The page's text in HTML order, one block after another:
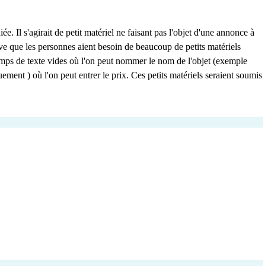
Il s'agirait de petit matériel ne faisant pas l'objet d'une annonce à
les personnes aient besoin de beaucoup de petits matériels
de texte vides où l'on peut nommer le nom de l'objet (exemple
) où l'on peut entrer le prix. Ces petits matériels seraient soumis